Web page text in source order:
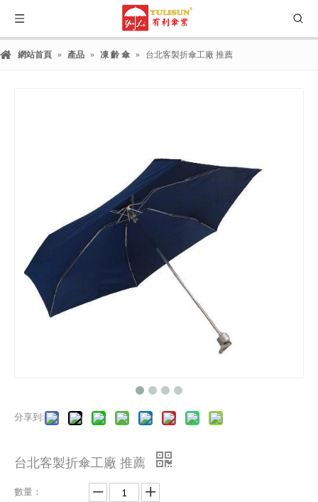
網站首頁 » 產品 » 凍 齡 傘 » 台北客製折傘工廠 推薦
分享到:
台北客製折傘工廠 推薦
數量：